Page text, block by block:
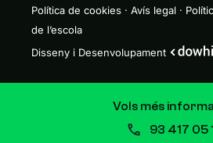
Política de cookies · Avís legal ·
de l’escola
Disseny i Desenvolupament
Vols més
93 417 05